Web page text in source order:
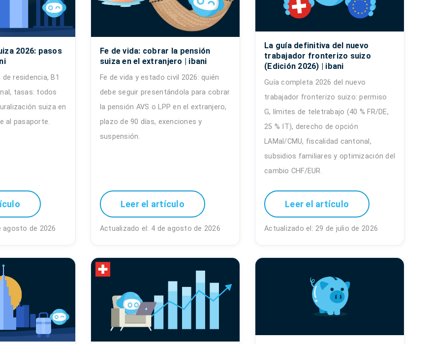
2026: pasos
residencia, B1
tasas: todos
suiza en
al pasaporte.
agosto de 2026
Fe de vida: cobrar la pensión
suiza en el extranjero | ibani
Fe de vida y estado civil 2026: quién
debe seguir presentándola para cobrar
la pensión AVS o LPP en el extranjero,
plazo de 90 días, exenciones y
suspensión.
Leer el artículo
Actualizado el: 4 de agosto de 2026
La guía definitiva del nuevo
trabajador fronterizo suizo
(Edición 2026) | ibani
Guía completa 2026 del nuevo
trabajador fronterizo suizo: permiso
G, límites de teletrabajo (40 % FR/DE,
25 % IT), derecho de opción
LAMal/CMU, fiscalidad cantonal,
subsidios familiares y optimización del
cambio CHF/EUR.
Leer el artículo
Actualizado el: 29 de julio de 2026